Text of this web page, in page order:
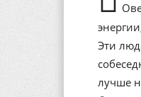
Эти
лучше